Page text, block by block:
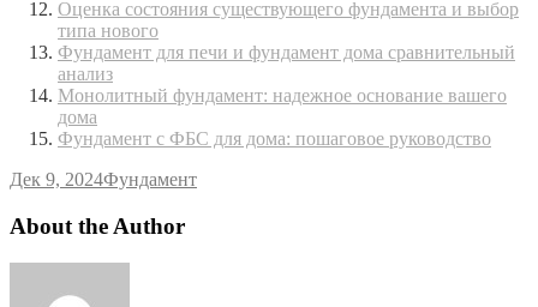
Оценка состояния существующего фундамента и выбор
типа нового
Фундамент для печи и фундамент дома сравнительный
анализ
Монолитный фундамент: надежное основание вашего
дома
Фундамент с ФБС для дома: пошаговое руководство
Дек 9, 2024Фундамент
About the Author